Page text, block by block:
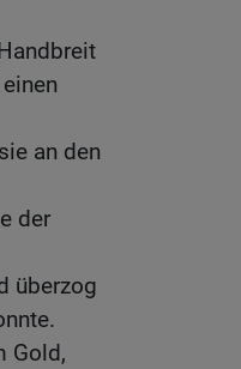
an den
der
überzog
Gold,